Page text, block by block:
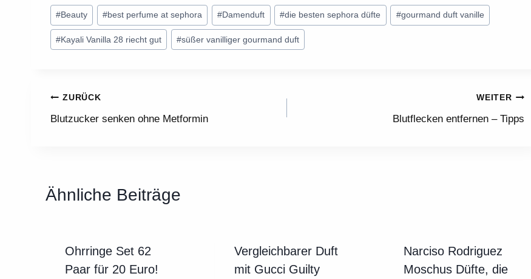
Schlagworte:
#Beauty #best perfume at sephora #Damenduft #die besten sephora düfte #gourmand duft vanille
#Kayali Vanilla 28 riecht gut #süßer vanilliger gourmand duft
Beitragsnavigation
ZURÜCK
Blutzucker senken ohne Metformin
WEITER
Blutflecken entfernen – Tipps
Ähnliche Beiträge
Ohrringe Set 62
Paar für 20 Euro!
Vergleichbarer Duft
mit Gucci Guilty
Narciso Rodriguez
Moschus Düfte, die